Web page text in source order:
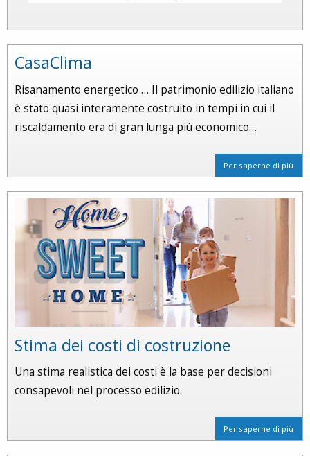
CasaClima
Risanamento energetico … Il patrimonio edilizio italiano
è stato quasi interamente costruito in tempi in cui il
riscaldamento era di gran lunga più economico…
Per saperne di più
Stima dei costi di costruzione
Una stima realistica dei costi è la base per decisioni
consapevoli nel processo edilizio.
Per saperne di più